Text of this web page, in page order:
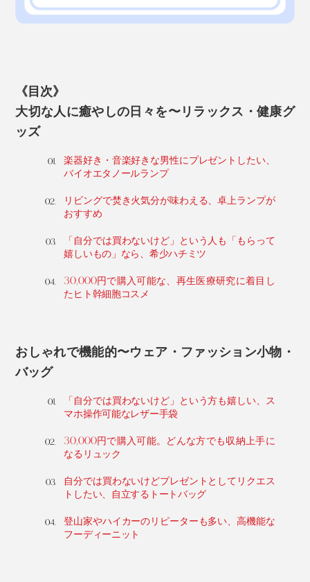
《目次》
大切な人に癒やしの日々を〜リラックス・健康グ
ッズ
楽器好き・音楽好きな男性にプレゼントしたい、
バイオエタノールランプ
リビングで焚き火気分が味わえる、卓上ランプが
おすすめ
「自分では買わないけど」という人も「もらって
嬉しいもの」なら、希少ハチミツ
30,000円で購入可能な、再生医療研究に着目し
たヒト幹細胞コスメ
おしゃれで機能的〜ウェア・ファッション小物・
バッグ
「自分では買わないけど」という方も嬉しい、ス
マホ操作可能なレザー手袋
30,000円で購入可能。どんな方でも収納上手に
なるリュック
自分では買わないけどプレゼントとしてリクエス
トしたい、自立するトートバッグ
登山家やハイカーのリピーターも多い、高機能な
フーディーニット